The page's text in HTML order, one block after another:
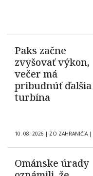
Paks začne
zvyšovať výkon,
večer má
pribudnúť ďalšia
turbína
10. 08. 2026 | ZO ZAHRANIČIA |
Ománske úrady